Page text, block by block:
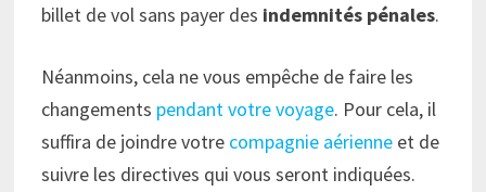
billet de vol sans payer des indemnités pénales.
Néanmoins, cela ne vous empêche de faire les
changements pendant votre voyage. Pour cela, il
suffira de joindre votre compagnie aérienne et de
suivre les directives qui vous seront indiquées.